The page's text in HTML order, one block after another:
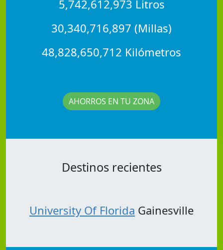
5,742,612,973 Litros
30,340,716,897 (Millas)
48,828,650,712 Kilómetros
AHORROS EN TU ZONA
Destinos recientes
University Of Florida Gainesville